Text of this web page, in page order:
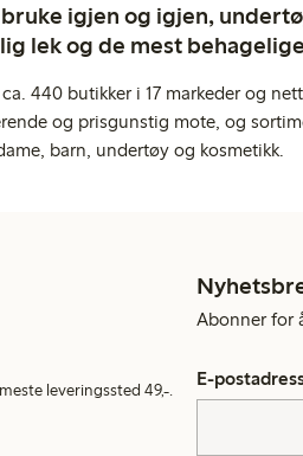
igjen og igjen,
lek og de mest
440 butikker i 17 markeder og
og prisgunstig mote, og
barn, undertøy og kosmetikk.
leveringssted 49,-.
Abonner for
E-